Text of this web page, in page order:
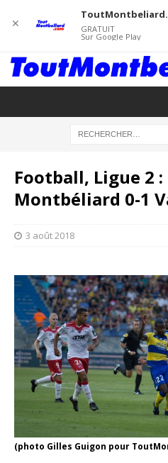
Football, Ligue 2 :
Montbéliard 0-1
3 août 2018
(photo Gilles Guigon pour
✕ GRATUIT
Sur Google Play